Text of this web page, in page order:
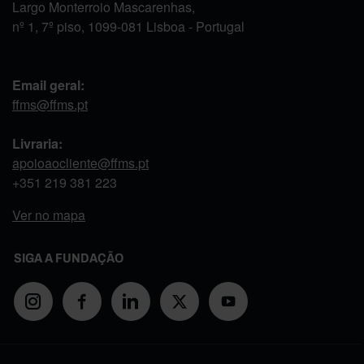
Largo Monterroio Mascarenhas,
nº 1, 7º piso, 1099-081 Lisboa - Portugal
Email geral:
ffms@ffms.pt
Livraria:
apoioaocliente@ffms.pt
+351 219 381 223
Ver no mapa
SIGA A FUNDAÇÃO